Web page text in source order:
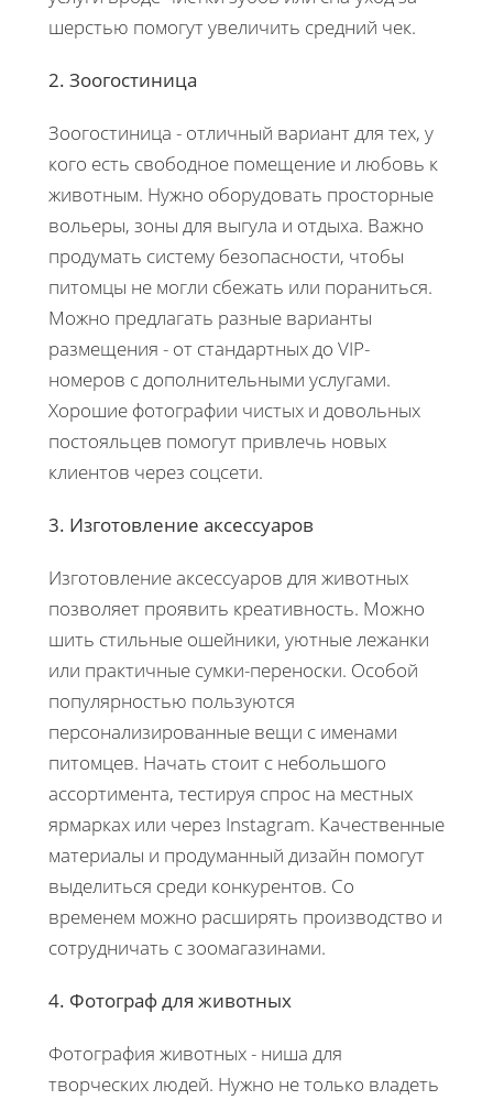
шерстью помогут увеличить средний чек.
2. Зоогостиница
Зоогостиница - отличный вариант для тех, у
кого есть свободное помещение и любовь к
животным. Нужно оборудовать просторные
вольеры, зоны для выгула и отдыха. Важно
продумать систему безопасности, чтобы
питомцы не могли сбежать или пораниться.
Можно предлагать разные варианты
размещения - от стандартных до VIP-
номеров с дополнительными услугами.
Хорошие фотографии чистых и довольных
постояльцев помогут привлечь новых
клиентов через соцсети.
3. Изготовление аксессуаров
Изготовление аксессуаров для животных
позволяет проявить креативность. Можно
шить стильные ошейники, уютные лежанки
или практичные сумки-переноски. Особой
популярностью пользуются
персонализированные вещи с именами
питомцев. Начать стоит с небольшого
ассортимента, тестируя спрос на местных
ярмарках или через Instagram. Качественные
материалы и продуманный дизайн помогут
выделиться среди конкурентов. Со
временем можно расширять производство и
сотрудничать с зоомагазинами.
4. Фотограф для животных
Фотография животных - ниша для
творческих людей. Нужно не только владеть